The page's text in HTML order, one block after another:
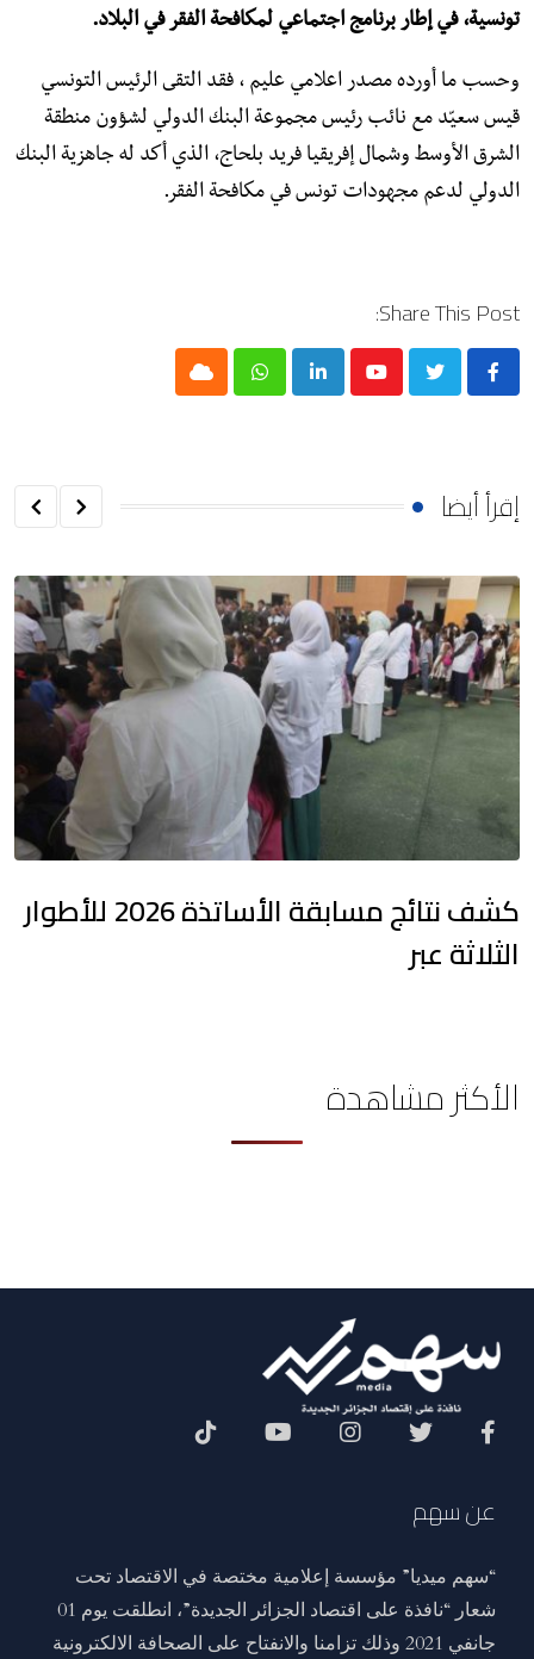
تونسية، في إطار برنامج اجتماعي لمكافحة الفقر في البلاد.
وحسب ما أورده مصدر اعلامي عليم ، فقد التقى الرئيس التونسي
قيس سعيّد مع نائب رئيس مجموعة البنك الدولي لشؤون منطقة
الشرق الأوسط وشمال إفريقيا فريد بلحاج، الذي أكد له جاهزية البنك
الدولي لدعم مجهودات تونس في مكافحة الفقر.
Share This Post:
Youtube
LinkedIn
Whatsapp
Cloud
إقرأ أيضا
كشف نتائج مسابقة الأساتذة 2026 للأطوار
الثلاثة عبر
الأكثر مشاهدة
عن سهم
“سهم ميديا” مؤسسة إعلامية مختصة في الاقتصاد تحت
شعار “نافذة على اقتصاد الجزائر الجديدة”، انطلقت يوم 01
جانفي 2021 وذلك تزامنا والانفتاح على الصحافة الالكترونية